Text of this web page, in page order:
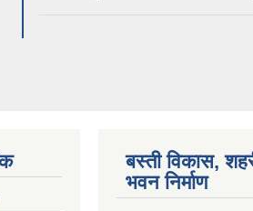
बस्ती विकास,
भवन निर्माण